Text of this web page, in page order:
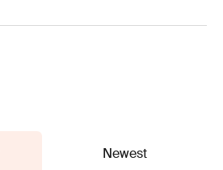
Newest